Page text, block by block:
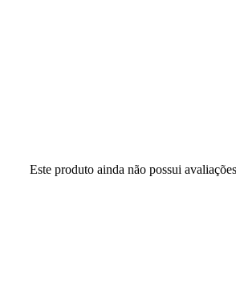
Este produto ainda não possui